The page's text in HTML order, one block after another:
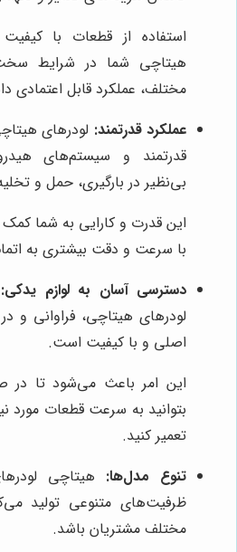
استفاده از قطعات با
هیتاچی شما در شرایط
مختلف، عملکرد قابل اعتمادی
عملکرد قدرتمند: لودرهای
قدرتمند و سیستم‌های
بی‌نظیر در بارگیری، حمل و
این قدرت و کارایی به شما
با سرعت و دقت بیشتری به
دسترسی آسان به لوازم یدکی:
لودرهای هیتاچی، فراوانی و
اصلی و با کیفیت است.
این امر باعث می‌شود تا در
بتوانید به سرعت قطعات مورد
تعمیر کنید.
تنوع مدل‌ها: هیتاچی
ظرفیت‌های متنوعی تولید
مختلف مشتریان باشد.